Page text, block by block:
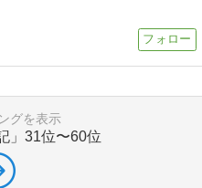
グを表示
」 31位〜60位